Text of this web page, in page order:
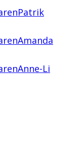
Patrik
Amanda
Anne-Li